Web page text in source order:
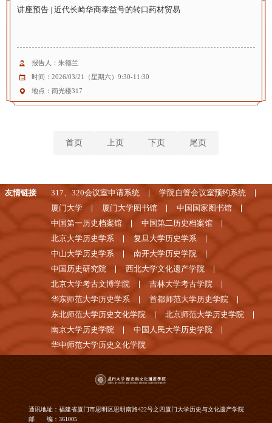
讲座预告 | 近代长崎华商泰益号的转口药材贸易
报告人：朱德兰
时间：2026/03/21（星期六）9:30-11:30
地点：南光楼317
首页 上页 下页 尾页
友情链接 317、320会议室申请系统
学院自管会议室预约系统
厦门大学
厦门大学图书馆
中国国家图书馆
中国第一历史档案馆
中国第二历史档案馆
北京大学历史学系
复旦大学历史学系
中山大学历史学系
南开大学历史学院
中国历史研究院
西北大学文化遗产学院
北京大学考古文博学院
吉林大学考古学院
华东师范大学历史学系
首都师范大学历史学院
东北师范大学历史文化学院
北京师范大学历史学院
南京大学历史学院
中国人民大学历史学院
华中师范大学历史文化学院
通讯地址：福建省厦门市思明区思明南路422号之四厦门大学历史与文化遗产学院
邮 编：361005